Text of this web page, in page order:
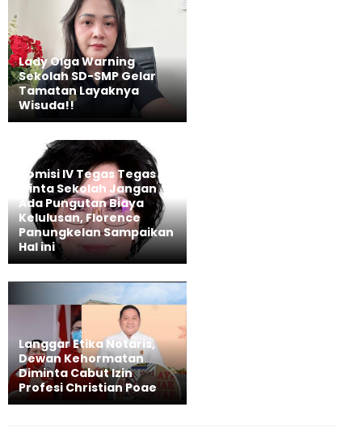
Lady Olga Warning
Sekolah SD-SMP Gelar
Tamatan Layaknya
Wisuda!!
Komisi IV Tegas Tegas
Minta Sekolah Jangan
Ada Pungutan Biaya
Kelulusan, Florence
Panungkelan Sampaikan
Hal ini
Langgar Etika Notaris,
Dewan Kehormatan
Diminta Cabut Izin
Profesi Christian Poae